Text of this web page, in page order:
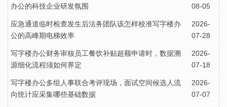
办公的科技企业研发氛围
08-05
应急通道临时检查发生后法务团队该怎样校准写字楼办
公的高峰期电梯效率
2026-
07-28
写字楼办公财务审核员工餐饮补贴超额申请时，数据溯
源细化流程须如何界定
2026-
07-18
写字楼办公多组人事联合考评现场，面试空间候选人流
向统计应采集哪些基础数据
2026-
07-07